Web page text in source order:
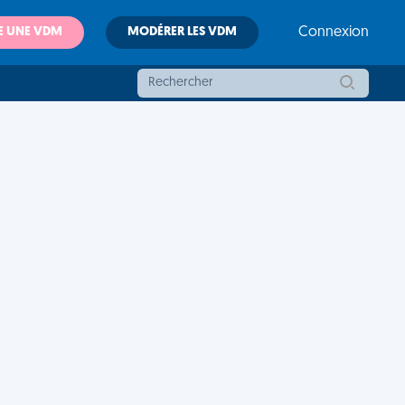
UNE VDM MODÉRER LES VDM Connexion